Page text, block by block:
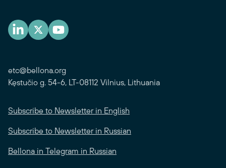
etc@bellona.org
Kęstučio g. 54-6, LT-08112 Vilnius, Lithuania
Subscribe to Newsletter in English
Subscribe to Newsletter in Russian
Bellona in Telegram in Russian